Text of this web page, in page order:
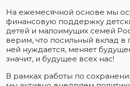
На ежемесячной основе мы
финансовую поддержку
детей и малоимущих семей
верим, что посильный вклад в
ней нуждается, меняет
значит, и будущее всех нас!
В рамках работы по